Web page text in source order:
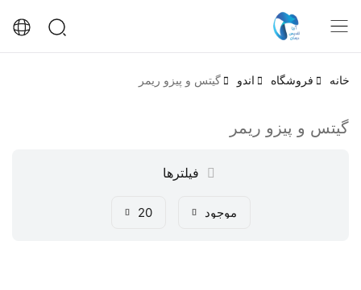
خانه فروشگاه اندو گیتس و پیزو ریمر
گیتس و پیزو ریمر
فیلترها
موجود 20